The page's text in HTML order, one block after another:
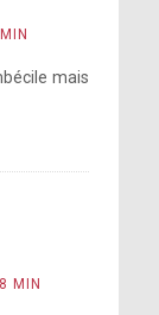
mais
MIN